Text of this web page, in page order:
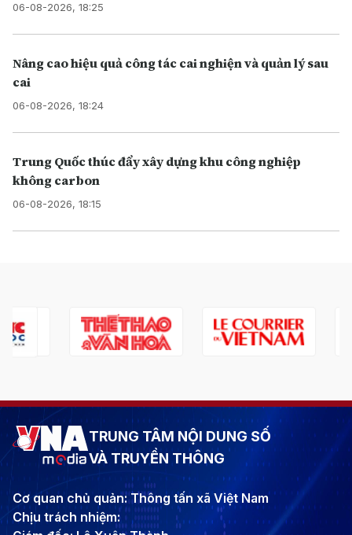
06-08-2026, 18:25
Nâng cao hiệu quả công tác cai nghiện và quản lý sau
cai
06-08-2026, 18:24
Trung Quốc thúc đẩy xây dựng khu công nghiệp
không carbon
06-08-2026, 18:15
TRUNG TÂM NỘI DUNG SỐ
VÀ TRUYỀN THÔNG
Cơ quan chủ quản: Thông tấn xã Việt Nam
Chịu trách nhiệm: